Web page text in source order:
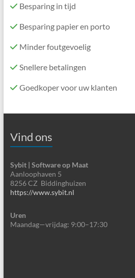
Besparing in tijd
Besparing papier en porto
Minder foutgevoelig
Snellere betalingen
Goedkoper voor uw klanten
Vind ons
Sybit | Software op Maat
Aanloophaven 5
8256 CZ Biddinghuizen
https://www.sybit.nl
Uren
Maandag—vrijdag: 9:00–17:30